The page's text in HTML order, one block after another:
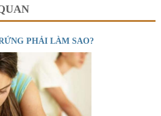
PHẢI LÀM SAO?